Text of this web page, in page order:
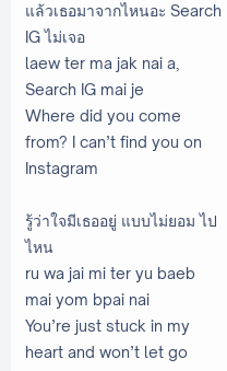
แล้วเธอมาจากไหนอะ Search
IG ไม่เจอ
laew ter ma jak nai a,
Search IG mai je
Where did you come
from? I can’t find you on
Instagram
รู้ว่าใจมีเธออยู่ แบบไม่ยอม ไป
ไหน
ru wa jai mi ter yu baeb
mai yom bpai nai
You’re just stuck in my
heart and won’t let go